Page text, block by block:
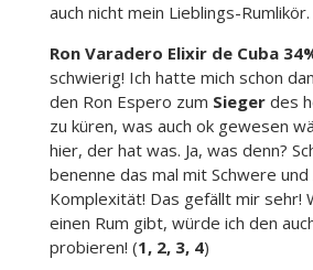
auch nicht mein Lieblings-Rumlikör.
Ron Varadero Elixir de Cuba
schwierig! Ich hatte mich schon
den Ron Espero zum Siegerdes
zu küren, was auch ok gewesen
hier, der hat was. Ja, was denn?
benenne das mal mit Schwere
Komplexität! Das gefällt mir sehr!
einen Rum gibt, würde ich den
probieren! (1, 2, 3, 4)